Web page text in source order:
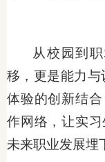
从校园到
移，更是能力
体验的创新结合
作网络，让实习
未来职业发展埋